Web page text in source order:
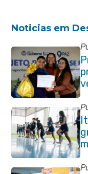
Noticias em